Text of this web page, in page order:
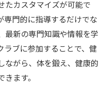
たカスタマイズが可能で
専門的に指導するだけでな
最新の専門知識や情報を学
ラブに参加することで、健
ながら、体を鍛え、健康的
ます。